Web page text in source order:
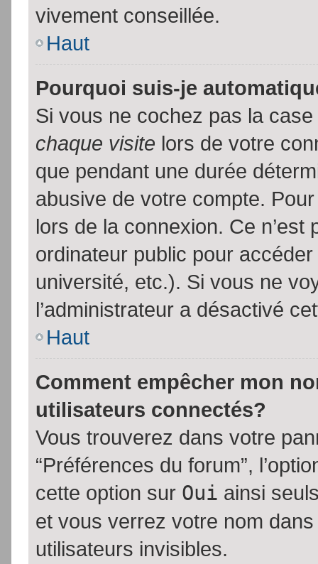
vivement conseillée.
Haut
Pourquoi suis-je
Si vous ne cochez pas la case
chaque visite lors de votre
que pendant une durée
abusive de votre compte.
lors de la connexion. Ce
ordinateur public pour
université, etc.). Si vous ne
l’administrateur a désactivé
Haut
Comment empêcher mon
utilisateurs connectés?
Vous trouverez dans votre
“Préférences du forum”,
cette option sur Oui ainsi
et vous verrez votre nom
utilisateurs invisibles.